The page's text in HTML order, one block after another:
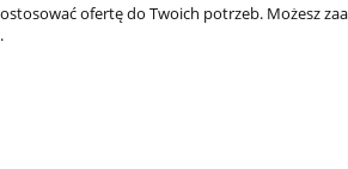
REKLAMACJE
ofertę do Twoich potrzeb. Możesz